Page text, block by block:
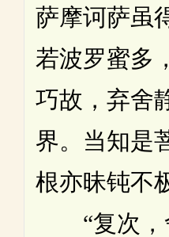
萨摩诃萨虽
若波罗蜜多
巧故，弃舍
界。当知是
根亦昧钝不
“复次，